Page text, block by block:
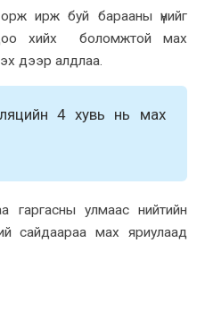
ирж буй барааны үнийг
хийх боломжтой мах
дээр алдлаа.
4 хувь нь мах
гаргасны улмаас нийтийн
сайдаараа мах яриулаад